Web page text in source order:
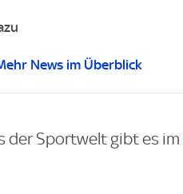
News im Überblick
der Sportwelt gibt es im